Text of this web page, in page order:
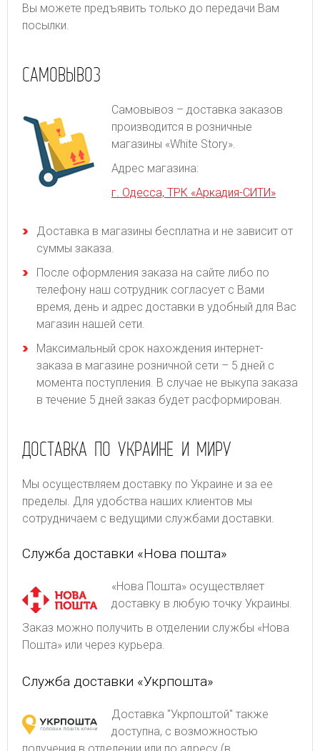
Вы можете предъявить только до передачи Вам
посылки.
САМОВЫВОЗ
Самовывоз – доставка заказов
производится в розничные
магазины «White Story».
Адрес магазина:
г. Одесса, ТРК «Аркадия-СИТИ»
Доставка в магазины бесплатна и не зависит от
суммы заказа.
После оформления заказа на сайте либо по
телефону наш сотрудник согласует с Вами
время, день и адрес доставки в удобный для Вас
магазин нашей сети.
Максимальный срок нахождения интернет-
заказа в магазине розничной сети – 5 дней с
момента поступления. В случае не выкупа заказа
в течение 5 дней заказ будет расформирован.
ДОСТАВКА ПО УКРАИНЕ И МИРУ
Мы осуществляем доставку по Украине и за ее
пределы. Для удобства наших клиентов мы
сотрудничаем с ведущими службами доставки.
Служба доставки «Нова пошта»
«Нова Пошта» осуществляет
доставку в любую точку Украины.
Заказ можно получить в отделении службы «Нова
Пошта» или через курьера.
Служба доставки «Укрпошта»
Доставка "Укрпоштой" также
доступна, с возможностью
получения в отделении или по адресу (в